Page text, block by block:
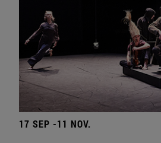
17 SEP -11 NOV.